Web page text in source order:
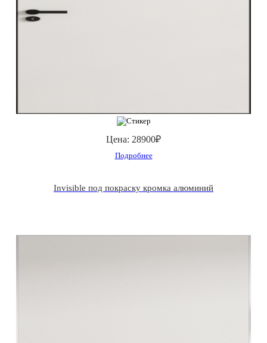
Цена: 28900₽
Подробнее
Invisible под покраску кромка алюминий